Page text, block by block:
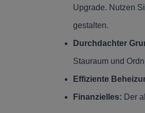
Upgrade. Nutzen
gestalten.
Durchdachter
Stauraum und
Effiziente
Finanzielles: Der